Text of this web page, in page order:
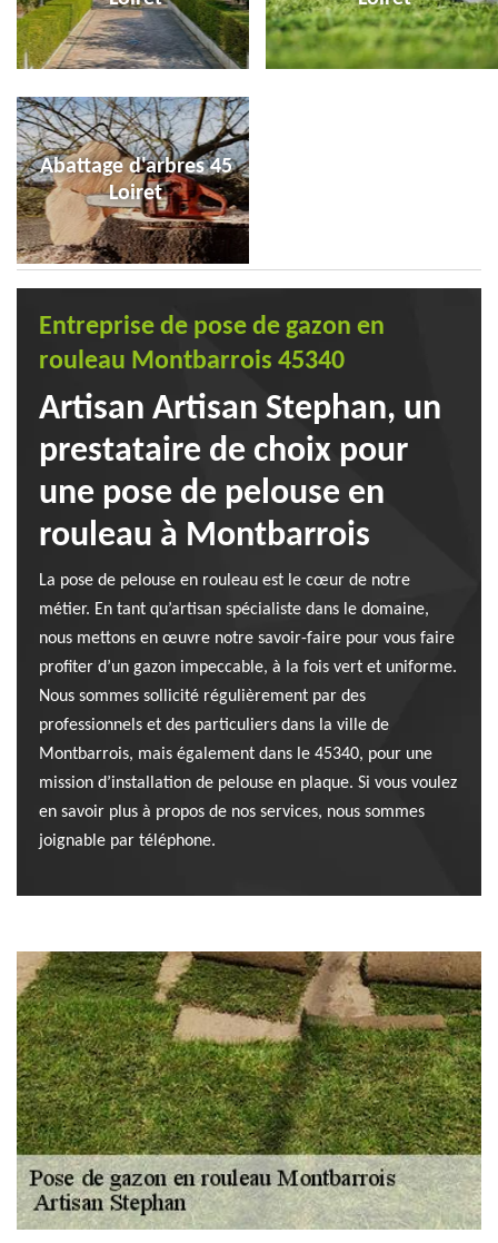
Abattage d'arbres 45
Loiret
Entreprise de pose de gazon en
rouleau Montbarrois 45340
Artisan Artisan Stephan, un
prestataire de choix pour
une pose de pelouse en
rouleau à Montbarrois
La pose de pelouse en rouleau est le cœur de notre
métier. En tant qu’artisan spécialiste dans le domaine,
nous mettons en œuvre notre savoir-faire pour vous faire
profiter d’un gazon impeccable, à la fois vert et uniforme.
Nous sommes sollicité régulièrement par des
professionnels et des particuliers dans la ville de
Montbarrois, mais également dans le 45340, pour une
mission d’installation de pelouse en plaque. Si vous voulez
en savoir plus à propos de nos services, nous sommes
joignable par téléphone.